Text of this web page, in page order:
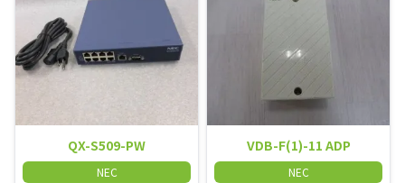
QX-S509-PW
NEC
VDB-F(1)-11 ADP
NEC